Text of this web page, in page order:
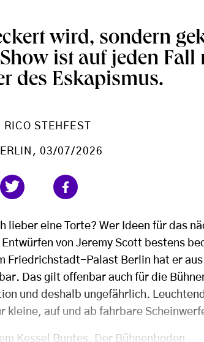
wird, sondern
ist auf jeden Fall
des Eskapismus.
RICO STEHFEST
, 03/07/2026
lieber eine Torte? Wer Ideen für das
von Jeremy Scott bestens
Friedrichstadt-Palast Berlin hat er aus
Das gilt offenbar auch für die
und deshalb ungefährlich.
kleine, auf und ab fahrbare
Kessel Buntes. Der Bühnenboden